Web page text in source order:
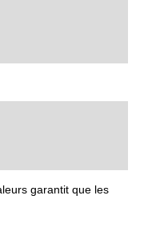
garantit que les